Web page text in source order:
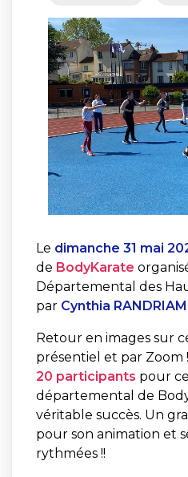
Le dimanche 31 mai
de BodyKarate
Départemental des
par Cynthia
Retour en images sur
présentiel et par Zoom
20 participants pour
départemental de
véritable succès. Un
pour son animation et
rythmées !!